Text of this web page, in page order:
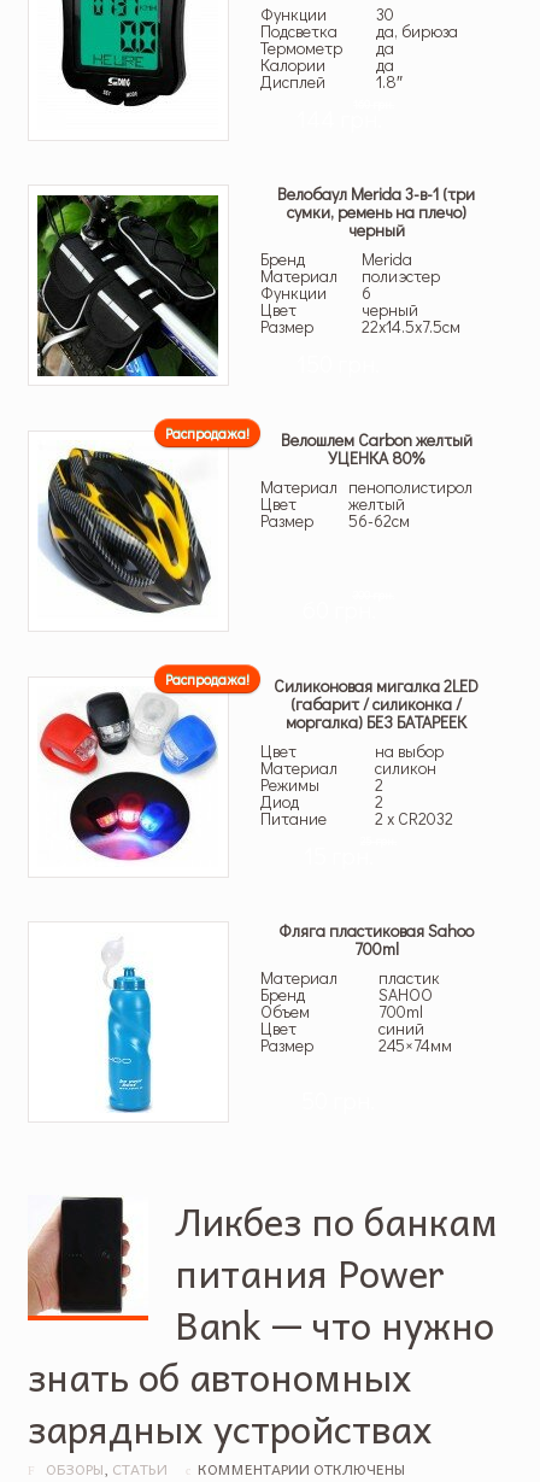
Функции
30
Подсветка да, бирюза
Термометр да
Калории да
Дисплей 1.8″
Велобаул Merida 3-в-1 (три
cумки, ремень на плечо)
черный
Бренд
Merida
Материал полиэстер
Функции 6
Цвет черный
Размер 22х14.5х7.5см
Распродажа! Велошлем Carbon желтый
УЦЕНКА 80%
Материал пенополистирол
Цвет желтый
Размер 56-62см
Распродажа! Силиконовая мигалка 2LED
(габарит / силиконка /
моргалка) БЕЗ БАТАРЕЕК
Цвет
на выбор
Материал силикон
Режимы 2
Диод 2
Питание 2 x CR2032
Фляга пластиковая Sahoo
700ml
Материал
пластик
Бренд SAHOO
Объем 700ml
Цвет синий
Размер 245×74мм
Ликбез по банкам
питания Power
Bank — что нужно
знать об автономных
зарядных устройствах
ОБЗОРЫ, СТАТЬИ КОММЕНТАРИИ ОТКЛЮЧЕНЫ